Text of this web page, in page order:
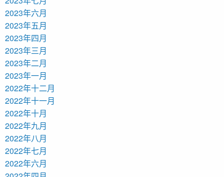
2023年六月
2023年五月
2023年四月
2023年三月
2023年二月
2023年一月
2022年十二月
2022年十一月
2022年十月
2022年九月
2022年八月
2022年七月
2022年六月